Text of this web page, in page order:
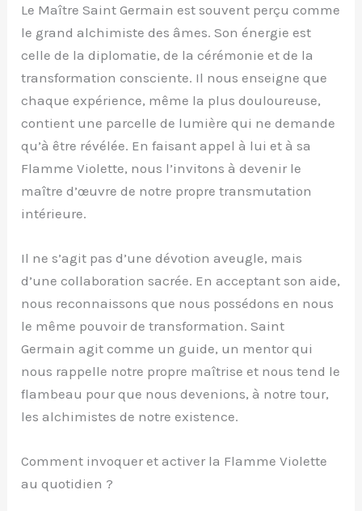
Le Maître Saint Germain est souvent perçu comme
le grand alchimiste des âmes. Son énergie est
celle de la diplomatie, de la cérémonie et de la
transformation consciente. Il nous enseigne que
chaque expérience, même la plus douloureuse,
contient une parcelle de lumière qui ne demande
qu’à être révélée. En faisant appel à lui et à sa
Flamme Violette, nous l’invitons à devenir le
maître d’œuvre de notre propre transmutation
intérieure.
Il ne s’agit pas d’une dévotion aveugle, mais
d’une collaboration sacrée. En acceptant son aide,
nous reconnaissons que nous possédons en nous
le même pouvoir de transformation. Saint
Germain agit comme un guide, un mentor qui
nous rappelle notre propre maîtrise et nous tend le
flambeau pour que nous devenions, à notre tour,
les alchimistes de notre existence.
Comment invoquer et activer la Flamme Violette
au quotidien ?